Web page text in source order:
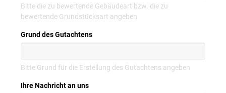
Bitte die zu bewertende Gebäudeart bzw. die zu
bewertende Grundstücksart angeben
Grund des Gutachtens
Bitte Grund für die Erstellung des Gutachtens angeben
Ihre Nachricht an uns